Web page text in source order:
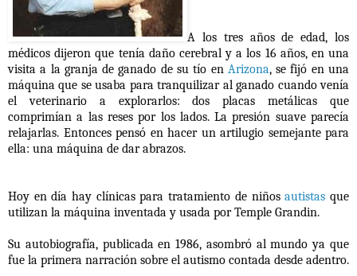
A los tres años de edad, los
médicos dijeron que tenía daño cerebral y a los 16 años, en una
visita a la granja de ganado de su tío en Arizona, se fijó en una
máquina que se usaba para tranquilizar al ganado cuando venía
el veterinario a explorarlos: dos placas metálicas que
comprimían a las reses por los lados. La presión suave parecía
relajarlas. Entonces pensó en hacer un artilugio semejante para
ella: una máquina de dar abrazos.
Hoy en día hay clínicas para tratamiento de niñosautistas que
utilizan la máquina inventada y usada por Temple Grandin.
Su autobiografía, publicada en 1986, asombró al mundo ya que
fue la primera narración sobre el autismo contada desde adentro.